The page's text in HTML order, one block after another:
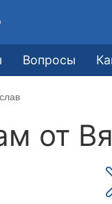
Вопросы
от